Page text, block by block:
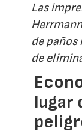
Las
de
de
lugar